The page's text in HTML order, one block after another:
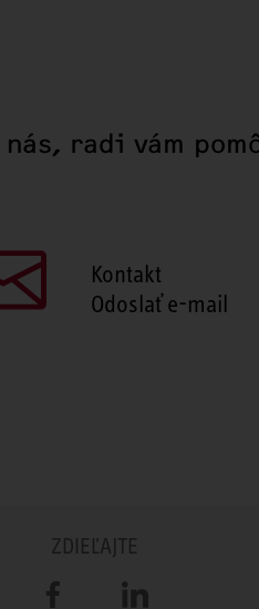
radi vám
Kontakt
Odoslať e-mail
ZDIEĽAJTE
Facebook LinkedIn